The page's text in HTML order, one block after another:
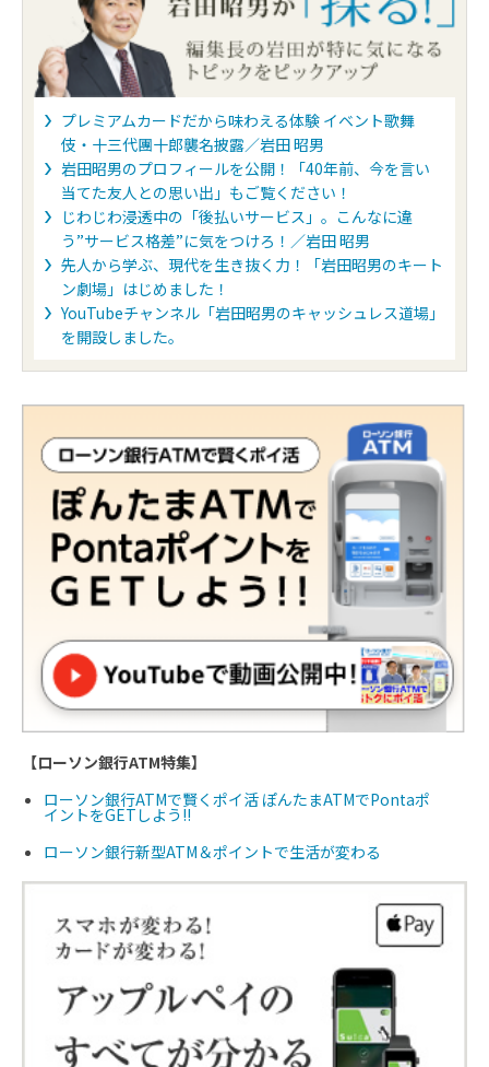
プレミアムカードだから味わえる体験 イベント歌舞
伎・十三代團十郎襲名披露／岩田 昭男
岩田昭男のプロフィールを公開！「40年前、今を言い
当てた友人との思い出」もご覧ください！
じわじわ浸透中の「後払いサービス」。こんなに違
う”サービス格差”に気をつけろ！／岩田 昭男
先人から学ぶ、現代を生き抜く力！「岩田昭男のキート
ン劇場」はじめました！
YouTubeチャンネル「岩田昭男のキャッシュレス道場」
を開設しました。
【ローソン銀行ATM特集】
ローソン銀行ATMで賢くポイ活 ぽんたまATMでPontaポ
イントをGETしよう!!
ローソン銀行新型ATM＆ポイントで生活が変わる